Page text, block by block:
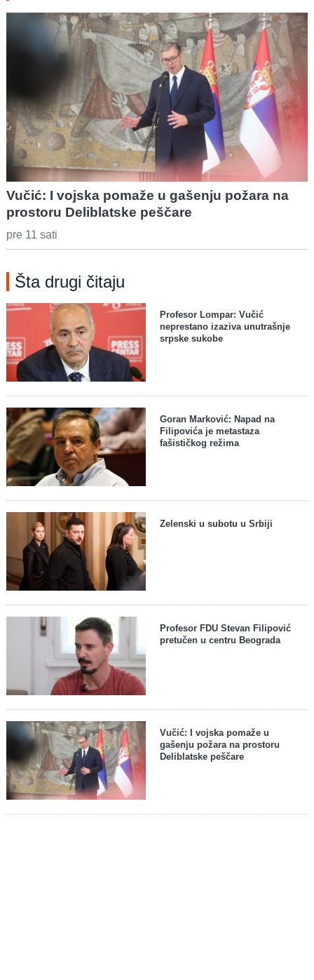
Vučić: I vojska pomaže u gašenju požara na
prostoru Deliblatske peščare
pre 11 sati
Šta drugi čitaju
Profesor Lompar: Vučić
neprestano izaziva unutrašnje
srpske sukobe
Goran Marković: Napad na
Filipovića je metastaza
fašističkog režima
Zelenski u subotu u Srbiji
Profesor FDU Stevan Filipović
pretučen u centru Beograda
Vučić: I vojska pomaže u
gašenju požara na prostoru
Deliblatske peščare